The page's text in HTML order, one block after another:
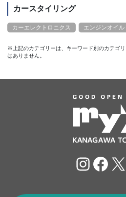
カースタイリング
カーエレクトロニクス エンジンオイル
※上記のカテゴリーは、キーワード別のカテゴ
はありません。
X